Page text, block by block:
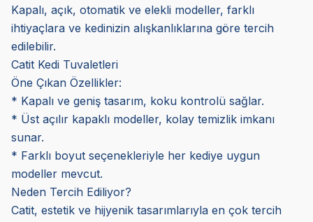
Kapalı, açık, otomatik ve elekli modeller, farklı
ihtiyaçlara ve kedinizin alışkanlıklarına göre tercih
edilebilir.
Catit Kedi Tuvaletleri
Öne Çıkan Özellikler:
* Kapalı ve geniş tasarım, koku kontrolü sağlar.
* Üst açılır kapaklı modeller, kolay temizlik imkanı
sunar.
* Farklı boyut seçenekleriyle her kediye uygun
modeller mevcut.
Neden Tercih Ediliyor?
Catit, estetik ve hijyenik tasarımlarıyla en çok tercih